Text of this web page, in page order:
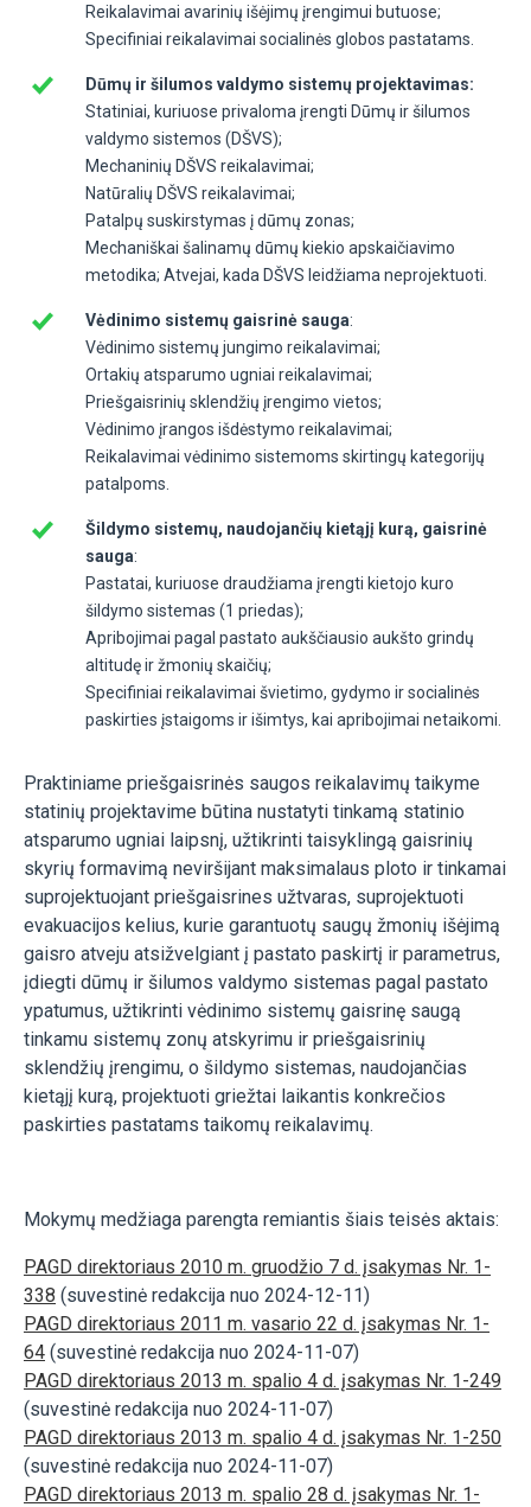
Reikalavimai avarinių išėjimų įrengimui butuose;
Specifiniai reikalavimai socialinės globos pastatams.
Dūmų ir šilumos valdymo sistemų projektavimas:
Statiniai, kuriuose privaloma įrengti Dūmų ir šilumos
valdymo sistemos (DŠVS);
Mechaninių DŠVS reikalavimai;
Natūralių DŠVS reikalavimai;
Patalpų suskirstymas į dūmų zonas;
Mechaniškai šalinamų dūmų kiekio apskaičiavimo
metodika; Atvejai, kada DŠVS leidžiama neprojektuoti.
Vėdinimo sistemų gaisrinė sauga:
Vėdinimo sistemų jungimo reikalavimai;
Ortakių atsparumo ugniai reikalavimai;
Priešgaisrinių sklendžių įrengimo vietos;
Vėdinimo įrangos išdėstymo reikalavimai;
Reikalavimai vėdinimo sistemoms skirtingų kategorijų
patalpoms.
Šildymo sistemų, naudojančių kietąjį kurą, gaisrinė
sauga:
Pastatai, kuriuose draudžiama įrengti kietojo kuro
šildymo sistemas (1 priedas);
Apribojimai pagal pastato aukščiausio aukšto grindų
altitudę ir žmonių skaičių;
Specifiniai reikalavimai švietimo, gydymo ir socialinės
paskirties įstaigoms ir išimtys, kai apribojimai netaikomi.
Praktiniame priešgaisrinės saugos reikalavimų taikyme
statinių projektavime būtina nustatyti tinkamą statinio
atsparumo ugniai laipsnį, užtikrinti taisyklingą gaisrinių
skyrių formavimą neviršijant maksimalaus ploto ir tinkamai
suprojektuojant priešgaisrines užtvaras, suprojektuoti
evakuacijos kelius, kurie garantuotų saugų žmonių išėjimą
gaisro atveju atsižvelgiant į pastato paskirtį ir parametrus,
įdiegti dūmų ir šilumos valdymo sistemas pagal pastato
ypatumus, užtikrinti vėdinimo sistemų gaisrinę saugą
tinkamu sistemų zonų atskyrimu ir priešgaisrinių
sklendžių įrengimu, o šildymo sistemas, naudojančias
kietąjį kurą, projektuoti griežtai laikantis konkrečios
paskirties pastatams taikomų reikalavimų.
Mokymų medžiaga parengta remiantis šiais teisės aktais:
PAGD direktoriaus 2010 m. gruodžio 7 d. įsakymas Nr. 1-
338 (suvestinė redakcija nuo 2024-12-11)
PAGD direktoriaus 2011 m. vasario 22 d. įsakymas Nr. 1-
64 (suvestinė redakcija nuo 2024-11-07)
PAGD direktoriaus 2013 m. spalio 4 d. įsakymas Nr. 1-249
(suvestinė redakcija nuo 2024-11-07)
PAGD direktoriaus 2013 m. spalio 4 d. įsakymas Nr. 1-250
(suvestinė redakcija nuo 2024-11-07)
PAGD direktoriaus 2013 m. spalio 28 d. įsakymas Nr. 1-